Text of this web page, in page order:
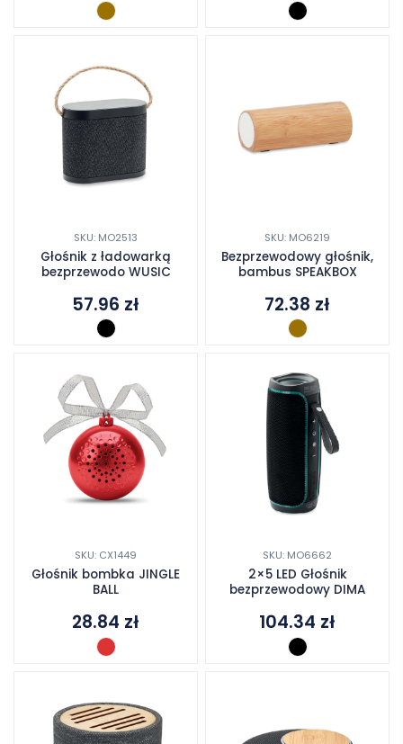
SKU: MO2513
Głośnik z ładowarką
bezprzewodo WUSIC
57.96 zł
SKU: MO6219
Bezprzewodowy głośnik,
bambus SPEAKBOX
72.38 zł
SKU: CX1449
Głośnik bombka JINGLE
BALL
28.84 zł
SKU: MO6662
2×5 LED Głośnik
bezprzewodowy DIMA
104.34 zł